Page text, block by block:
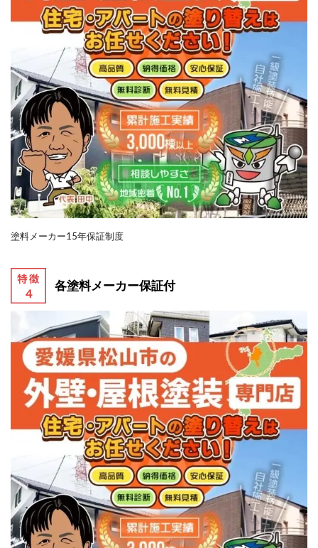
塗料メーカー15年保証制度
各塗料メーカー保証付